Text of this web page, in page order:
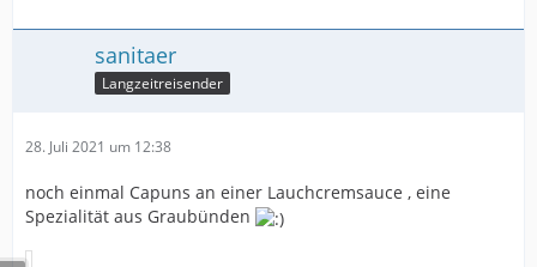
sanitaer
Langzeitreisender
28. Juli 2021 um 12:38
noch einmal Capuns an einer Lauchcremsauce , eine
Spezialität aus Graubünden